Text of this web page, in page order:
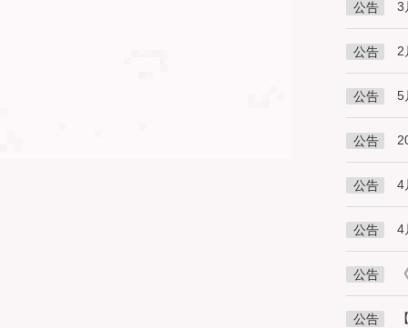
公告 3
公告 2
公告 5
公告
公告 4
公告 4
公告
公告